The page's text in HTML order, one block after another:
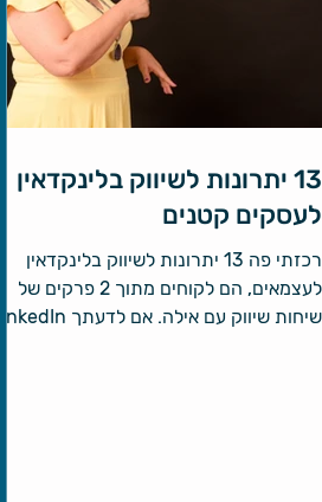
13 יתרונות לשיווק בלינקדאין
לעסקים קטנים
רכזתי פה 13 יתרונות לשיווק בלינקדאין
לעצמאים, הם לקוחים מתוך 2 פרקים של
שיחות שיווק עם אילה. אם לדעתך LinkedIn